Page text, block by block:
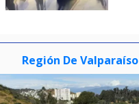
Región De Valparaíso